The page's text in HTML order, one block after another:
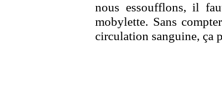
nous essoufflons, il
mobylette. Sans
circulation sanguine, ça